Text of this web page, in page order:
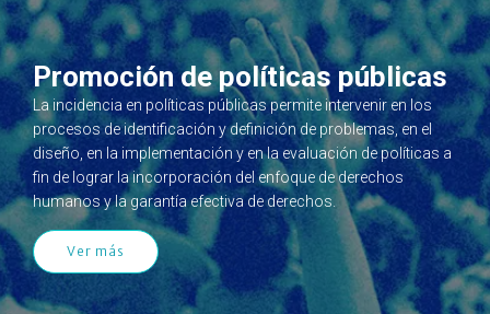
Promoción de políticas públicas
La incidencia en políticas públicas permite intervenir en los
procesos de identificación y definición de problemas, en el
diseño, en la implementación y en la evaluación de políticas a
fin de lograr la incorporación del enfoque de derechos
humanos y la garantía efectiva de derechos.
Ver más